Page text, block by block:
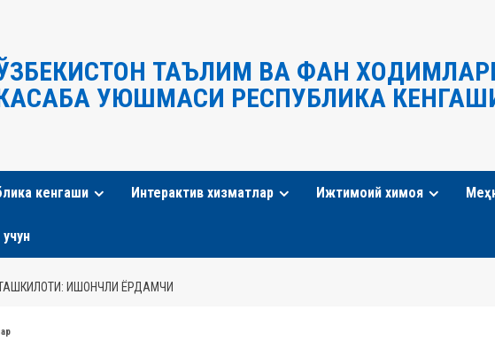
ТАЪЛИМ ВА ФАН
УЮШМАСИ РЕСПУБЛИКА
кенгаши Интерактив хизматлар Ижтимоий химоя
ИШОНЧЛИ ЁРДАМЧИ